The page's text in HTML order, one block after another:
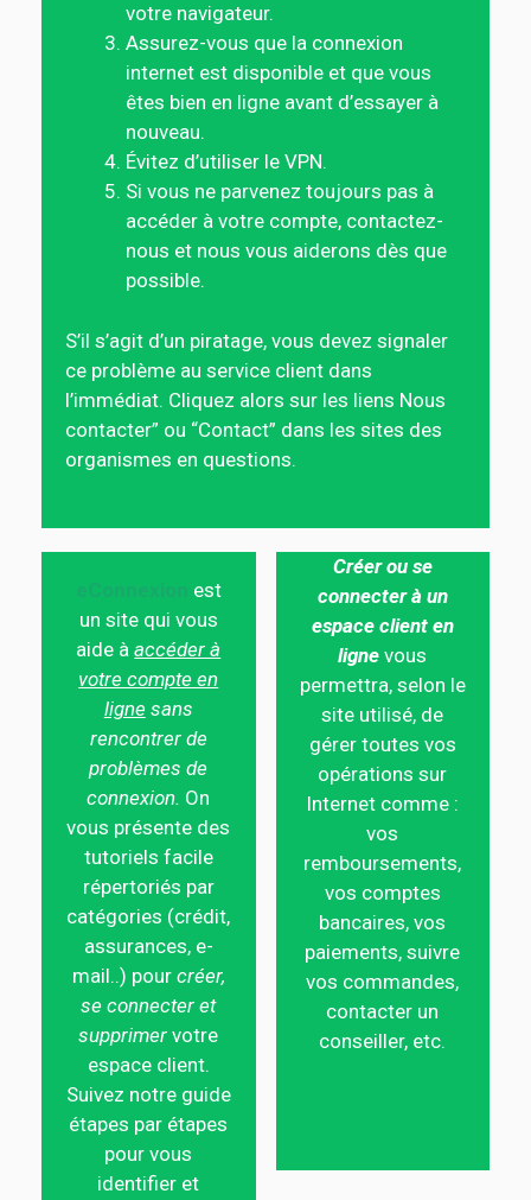
votre navigateur.
Assurez-vous que la connexion
internet est disponible et que vous
êtes bien en ligne avant d’essayer à
nouveau.
Évitez d’utiliser le VPN.
Si vous ne parvenez toujours pas à
accéder à votre compte, contactez-
nous et nous vous aiderons dès que
possible.
S’il s’agit d’un piratage, vous devez signaler
ce problème au service client dans
l’immédiat. Cliquez alors sur les liens Nous
contacter” ou “Contact” dans les sites des
organismes en questions.
est
un site qui vous
aide àaccéder à
votre compte en
ligne sans
rencontrer de
problèmes de
connexion. On
vous présente des
tutoriels facile
répertoriés par
catégories (crédit,
assurances, e-
mail..) pour créer,
se connecter et
supprimer votre
espace client.
Suivez notre guide
étapes par étapes
pour vous
identifier et
Créer ou se
connecter à un
espace client en
ligne vous
permettra, selon le
site utilisé, de
gérer toutes vos
opérations sur
Internet comme :
vos
remboursements,
vos comptes
bancaires, vos
paiements, suivre
vos commandes,
contacter un
conseiller, etc.